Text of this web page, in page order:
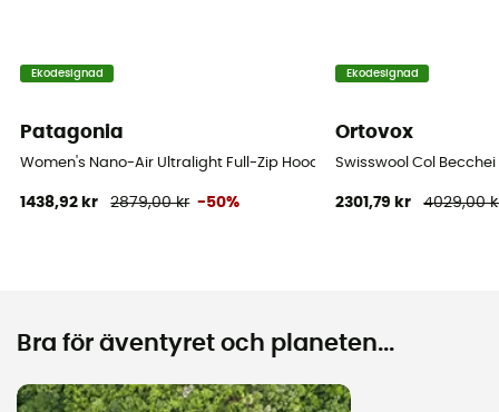
Ekodesignad
Patagonia
Women's Nano-Air Ultralight Full-Zip Hoody - Softshelljacka - Dam
1438,92 kr 2879,00 kr -50%
Ekodesignad
Ortovox
Swisswool Col
2301,79 kr 4029,00
Bra för äventyret och planeten...